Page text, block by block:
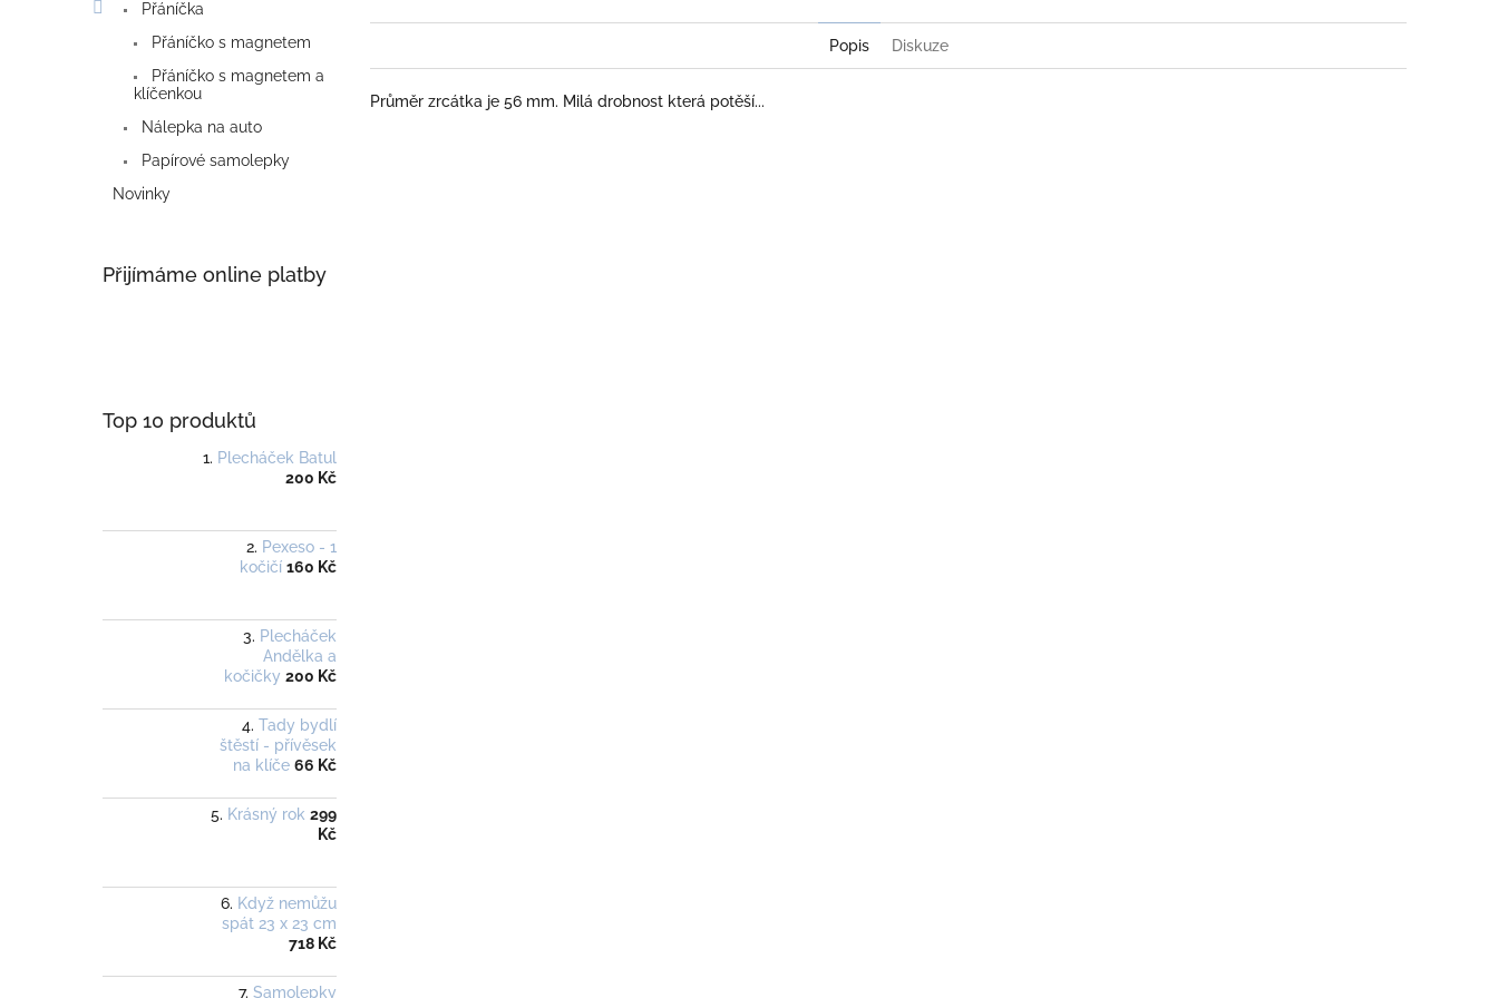
Přáníčka
Přáníčko s magnetem
Přáníčko s magnetem a
klíčenkou
Nálepka na auto
Papírové samolepky
Novinky
Přijímáme online platby
Top 10 produktů
Plecháček Batul
200 Kč
Pexeso - 1
kočičí 160 Kč
Plecháček
Andělka a
kočičky 200 Kč
Tady bydlí
štěstí - přívěsek
na klíče 66 Kč
Krásný rok 299
Kč
Když nemůžu
spát 23 x 23 cm
718 Kč
Samolepky
Popis Diskuze
Průměr zrcátka je 56 mm. Milá drobnost která potěší...